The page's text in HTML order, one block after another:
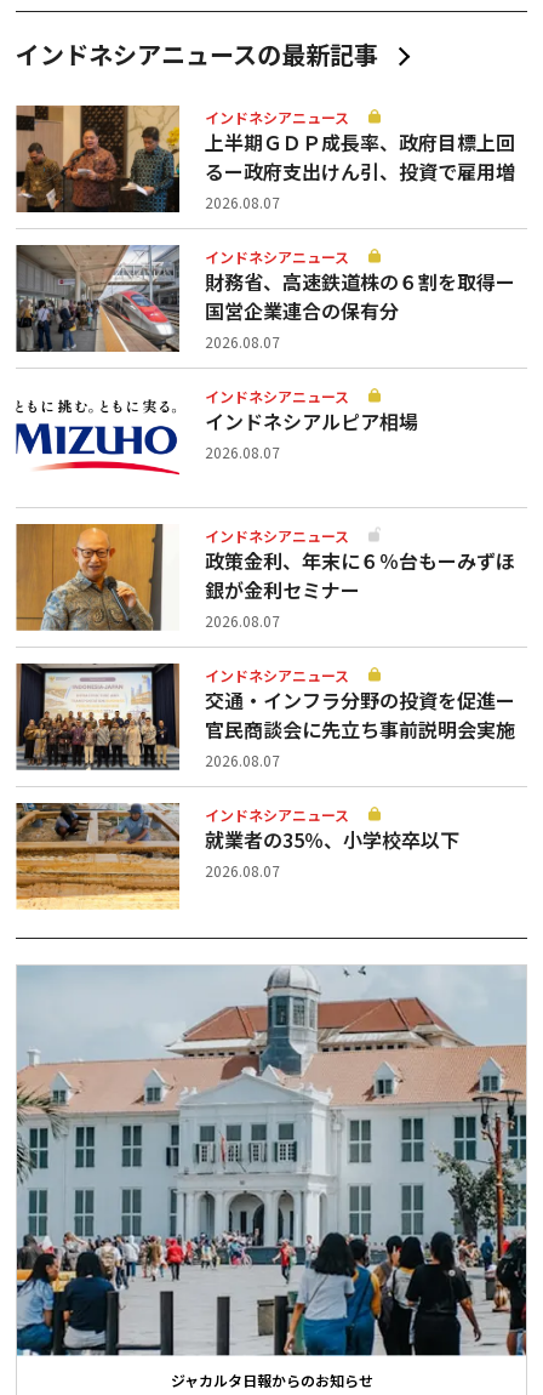
インドネシアニュースの最新記事
インドネシアニュース
上半期ＧＤＰ成長率、政府目標上回
るー政府支出けん引、投資で雇用増
2026.08.07
インドネシアニュース
財務省、高速鉄道株の６割を取得ー
国営企業連合の保有分
2026.08.07
インドネシアニュース
インドネシアルピア相場
2026.08.07
インドネシアニュース
政策金利、年末に６％台もーみずほ
銀が金利セミナー
2026.08.07
インドネシアニュース
交通・インフラ分野の投資を促進ー
官民商談会に先立ち事前説明会実施
2026.08.07
インドネシアニュース
就業者の35％、小学校卒以下
2026.08.07
ジャカルタ日報からのお知らせ